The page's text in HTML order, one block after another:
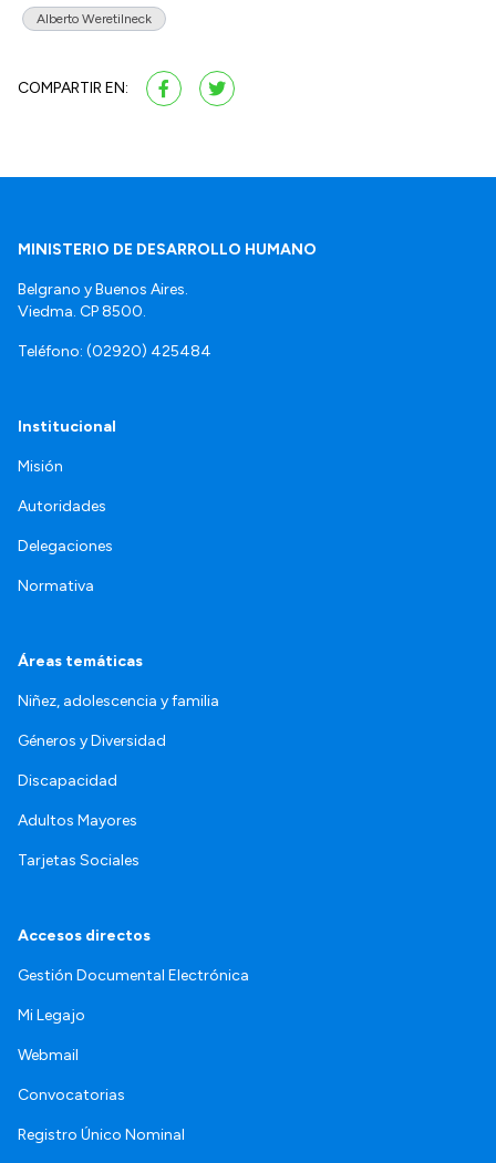
Alberto Weretilneck
COMPARTIR EN:
MINISTERIO DE DESARROLLO HUMANO
Belgrano y Buenos Aires.
Viedma. CP 8500.
Teléfono: (02920) 425484
Institucional
Misión
Autoridades
Delegaciones
Normativa
Áreas temáticas
Niñez, adolescencia y familia
Géneros y Diversidad
Discapacidad
Adultos Mayores
Tarjetas Sociales
Accesos directos
Gestión Documental Electrónica
Mi Legajo
Webmail
Convocatorias
Registro Único Nominal